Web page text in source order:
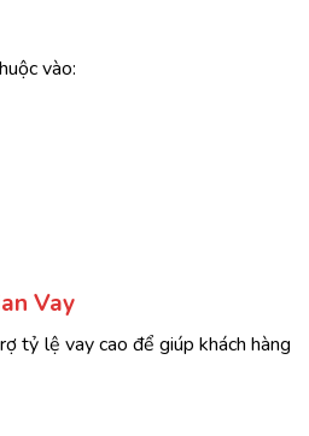
vào:
Vay
tỷ lệ vay cao để giúp khách hàng